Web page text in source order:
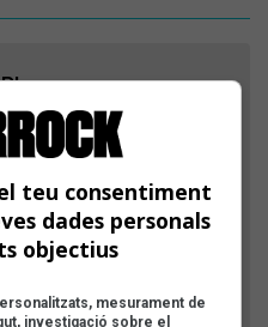
teu consentiment
dades personals
objectius
mesurament de
investigació sobre el